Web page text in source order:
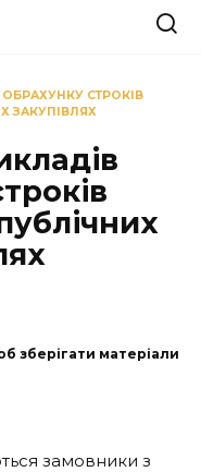
СТРОКІВ
ЗАКУПІВЛЯХ
зберігати матеріали
замовники з